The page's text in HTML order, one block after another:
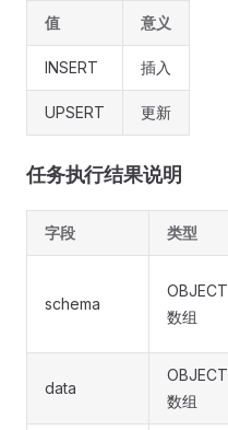
值 意义
INSERT 插入
UPSERT 更新
任务执行结果说明
字段 类型
schema
OBJECT
数组
data
OBJECT
数组